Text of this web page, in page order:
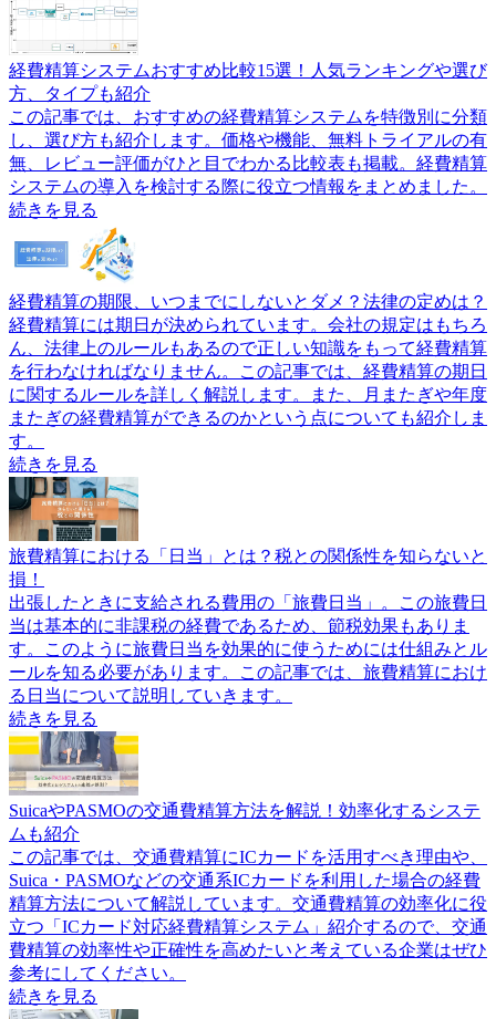
経費精算システムおすすめ比較15選！人気ランキングや選び
方、タイプも紹介
この記事では、おすすめの経費精算システムを特徴別に分類
し、選び方も紹介します。価格や機能、無料トライアルの有
無、レビュー評価がひと目でわかる比較表も掲載。経費精算
システムの導入を検討する際に役立つ情報をまとめました。
続きを見る
経費精算の期限、いつまでにしないとダメ？法律の定めは？
経費精算には期日が決められています。会社の規定はもちろ
ん、法律上のルールもあるので正しい知識をもって経費精算
を行わなければなりません。この記事では、経費精算の期日
に関するルールを詳しく解説します。また、月またぎや年度
またぎの経費精算ができるのかという点についても紹介しま
す。
続きを見る
旅費精算における「日当」とは？税との関係性を知らないと
損！
出張したときに支給される費用の「旅費日当」。この旅費日
当は基本的に非課税の経費であるため、節税効果もありま
す。このように旅費日当を効果的に使うためには仕組みとル
ールを知る必要があります。この記事では、旅費精算におけ
る日当について説明していきます。
続きを見る
SuicaやPASMOの交通費精算方法を解説！効率化するシステ
ムも紹介
この記事では、交通費精算にICカードを活用すべき理由や、
Suica・PASMOなどの交通系ICカードを利用した場合の経費
精算方法について解説しています。交通費精算の効率化に役
立つ「ICカード対応経費精算システム」紹介するので、交通
費精算の効率性や正確性を高めたいと考えている企業はぜひ
参考にしてください。
続きを見る